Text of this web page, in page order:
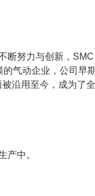
断努力与创新，
气动企业，公司早
沿用至今，成为了
产中。